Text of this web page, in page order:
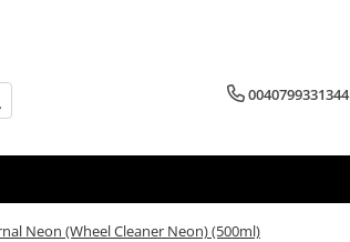
0040799331344
Neon (Wheel Cleaner Neon) (500ml)